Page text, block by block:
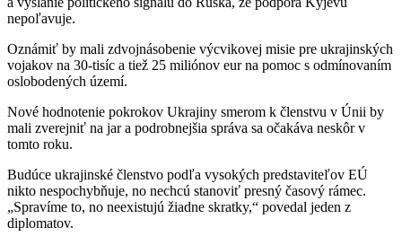
nepoľavuje.
Oznámiť by mali zdvojnásobenie výcvikovej misie pre ukrajinských
vojakov na 30-tisíc a tiež 25 miliónov eur na pomoc s odmínovaním
oslobodených území.
Nové hodnotenie pokrokov Ukrajiny smerom k členstvu v Únii by
mali zverejniť na jar a podrobnejšia správa sa očakáva neskôr v
tomto roku.
Budúce ukrajinské členstvo podľa vysokých predstaviteľov EÚ
nikto nespochybňuje, no nechcú stanoviť presný časový rámec.
„Spravíme to, no neexistujú žiadne skratky,“ povedal jeden z
diplomatov.